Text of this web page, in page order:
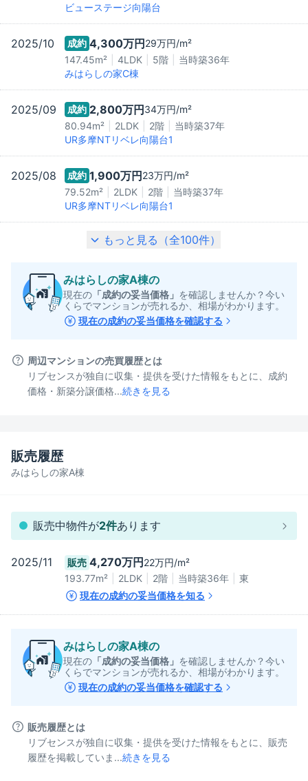
ビューステージ向陽台
2025/10 成約 4,300万円29万円/m²
147.45m²
4LDK 5階 当時築36年
みはらしの家C棟
2025/09 成約 2,800万円34万円/m²
80.94m²
2LDK 2階 当時築37年
UR多摩NTリベレ向陽台1
2025/08 成約 1,900万円23万円/m²
79.52m²
2LDK 2階 当時築37年
UR多摩NTリベレ向陽台1
もっと見る（全100件）
みはらしの家A棟の
現在の 「成約の妥当価格」 を確認しませんか？今い
くらでマンションが売れるか、相場がわかります。
現在の成約の妥当価格を確認する
周辺マンションの売買履歴とは
リブセンスが独自に収集・提供を受けた情報をもとに、成約
価格・新築分譲価格...続きを見る
みはらしの家A棟
販売履歴
販売中物件が2件あります
2025/11 販売 4,270万円 22万円/m²
193.77m² 2LDK 2階 当時築36年
東
現在の成約の妥当価格を知る
みはらしの家A棟の
現在の 「成約の妥当価格」 を確認しませんか？今い
くらでマンションが売れるか、相場がわかります。
現在の成約の妥当価格を確認する
販売履歴とは
リブセンスが独自に収集・提供を受けた情報をもとに、販売
履歴を掲載していま...続きを見る